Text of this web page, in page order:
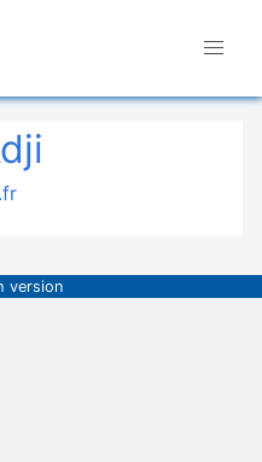
version